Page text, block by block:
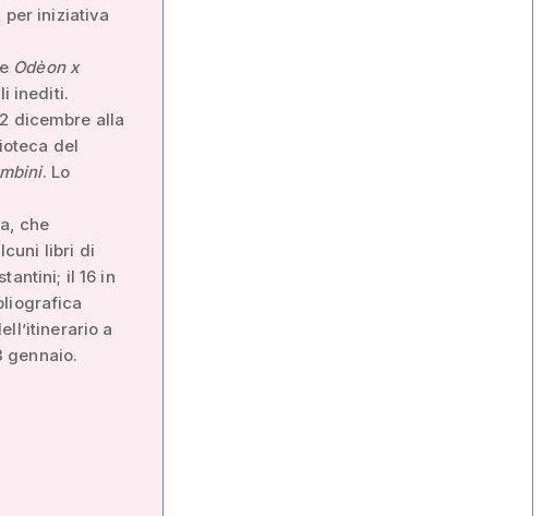
iniziativa
Odèon x
inediti.
dicembre alla
del
. Lo
che
libri di
il 16 in
a
gennaio.